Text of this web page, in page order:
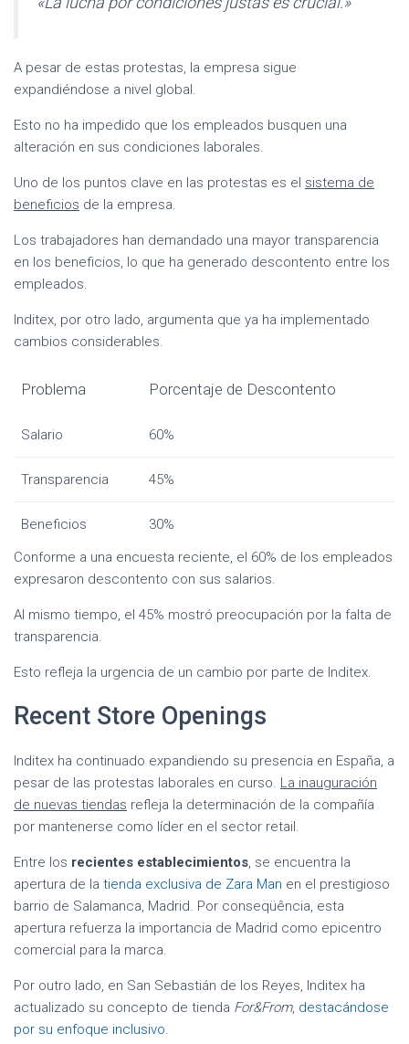
A pesar de estas protestas, la empresa sigue
expandiéndose a nivel global.
Esto no ha impedido que los empleados busquen una
alteración en sus condiciones laborales.
Uno de los puntos clave en las protestas es el sistema de
beneficios de la empresa.
Los trabajadores han demandado una mayor transparencia
en los beneficios, lo que ha generado descontento entre los
empleados.
Inditex, por otro lado, argumenta que ya ha implementado
cambios considerables.
Problema Porcentaje de Descontento
Salario 60%
Transparencia 45%
Beneficios
30%
Conforme a una encuesta reciente, el 60% de los empleados
expresaron descontento con sus salarios.
Al mismo tiempo, el 45% mostró preocupación por la falta de
transparencia.
Esto refleja la urgencia de un cambio por parte de Inditex.
Recent Store Openings
Inditex ha continuado expandiendo su presencia en España, a
pesar de las protestas laborales en curso. La inauguración
de nuevas tiendas refleja la determinación de la compañía
por mantenerse como líder en el sector retail.
Entre los recientes establecimientos, se encuentra la
apertura de la tienda exclusiva de Zara Man en el prestigioso
barrio de Salamanca, Madrid. Por conseqüência, esta
apertura refuerza la importancia de Madrid como epicentro
comercial para la marca.
Por outro lado, en San Sebastián de los Reyes, Inditex ha
actualizado su concepto de tienda For&From, destacándose
por su enfoque inclusivo.